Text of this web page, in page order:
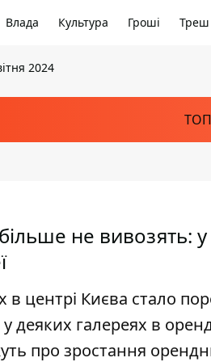
Влада Культура Гроші Треш
2024
не вивозять:
в центрі Києва стало
деяких галереях в
про зростання